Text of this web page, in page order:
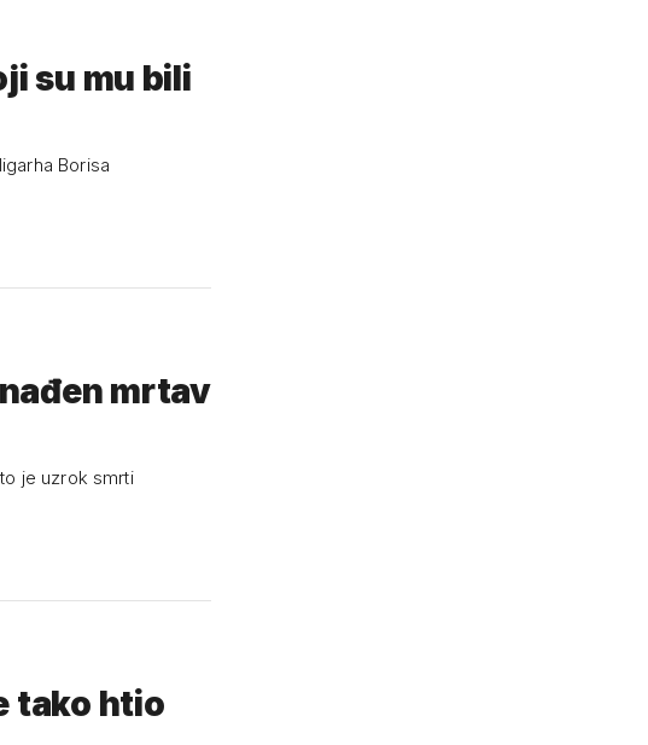
su mu bili
Borisa
mrtav
je uzrok smrti
tako htio